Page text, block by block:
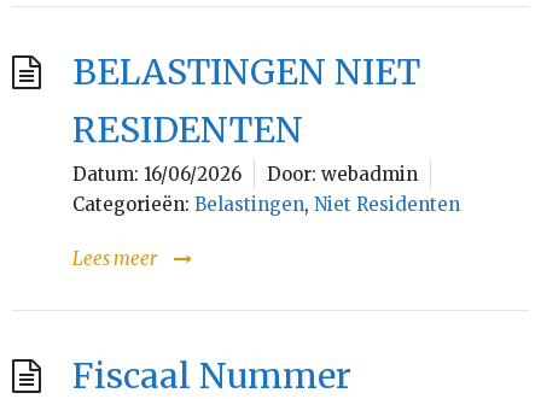
BELASTINGEN NIET
RESIDENTEN
Datum: 16/06/2026 Door: webadmin
Categorieën: Belastingen, Niet Residenten
Lees meer
Fiscaal Nummer